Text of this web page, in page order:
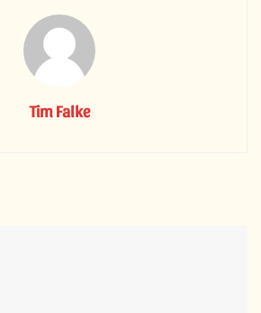
Tim Falke